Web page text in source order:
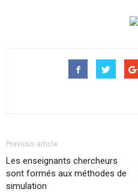
Previous article
Les enseignants chercheurs
sont formés aux méthodes de
simulation